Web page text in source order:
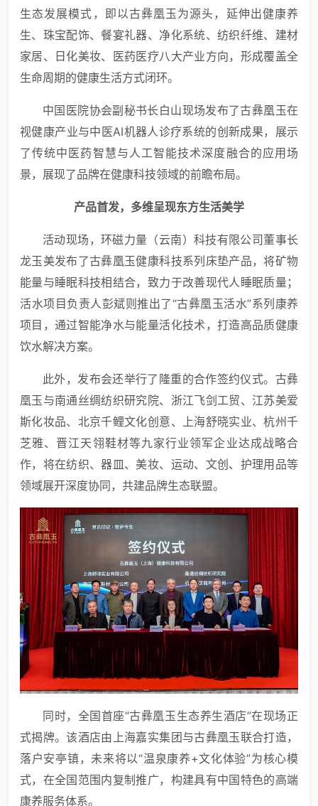
生态发展模式，即以古彝凰玉为源头，延伸出健康养
生、珠宝配饰、餐宴礼器、净化系统、纺织纤维、建材
家居、日化美妆、医药医疗八大产业方向，形成覆盖全
生命周期的健康生活方式闭环。
中国医院协会副秘书长白山现场发布了古彝凰玉在
视健康产业与中医AI机器人诊疗系统的创新成果，展示
了传统中医药智慧与人工智能技术深度融合的应用场
景，展现了品牌在健康科技领域的前瞻布局。
产品首发，多维呈现东方生活美学
活动现场，环磁力量（云南）科技有限公司董事长
龙玉美发布了古彝凰玉健康科技系列床垫产品，将矿物
能量与睡眠科技相结合，致力于改善现代人睡眠质量；
活水项目负责人彭斌则推出了“古彝凰玉活水”系列康养
项目，通过智能净水与能量活化技术，打造高品质健康
饮水解决方案。
此外，发布会还举行了隆重的合作签约仪式。古彝
凰玉与南通丝绸纺织研究院、浙江飞剑工贸、江苏美爱
斯化妆品、北京千鲤文化创意、上海舒晓实业、杭州千
芝雅、晋江天翎鞋材等九家行业领军企业达成战略合
作，将在纺织、器皿、美妆、运动、文创、护理用品等
领域展开深度协同，共建品牌生态联盟。
同时，全国首座“古彝凰玉生态养生酒店”在现场正
式揭牌。该酒店由上海嘉实集团与古彝凰玉联合打造，
落户安亭镇，未来将以“温泉康养+文化体验”为核心模
式，在全国范围内复制推广，构建具有中国特色的高端
康养服务体系。